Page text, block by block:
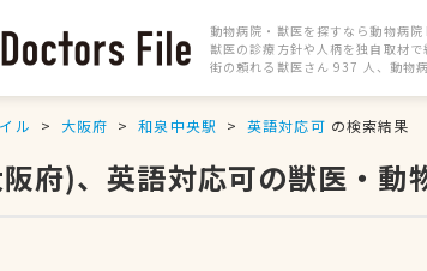
動物病院・獣医を探すなら動物病院
獣医の診療方針や人柄を独自取材で
街の頼れる獣医さん 937 人、動
ル 大阪府 和泉中央駅 英語対応可 の検索結果
府)、英語対応可の獣医・動